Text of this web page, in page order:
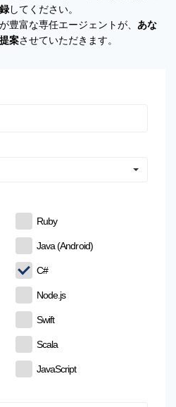
員登録
してください。
豊富な専任エージェントが、 あな
案させていただきます。
Ruby
Java (Android)
C#
Node.js
Swift
Scala
JavaScript